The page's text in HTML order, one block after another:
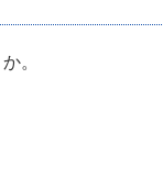
。